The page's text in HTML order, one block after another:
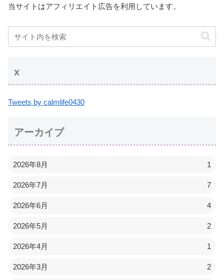
当サイトはアフィリエイト広告を利用しています。
x
Tweets by calmlife0430
アーカイブ
2026年8月 1
2026年7月 7
2026年6月 4
2026年5月 2
2026年4月 1
2026年3月 2